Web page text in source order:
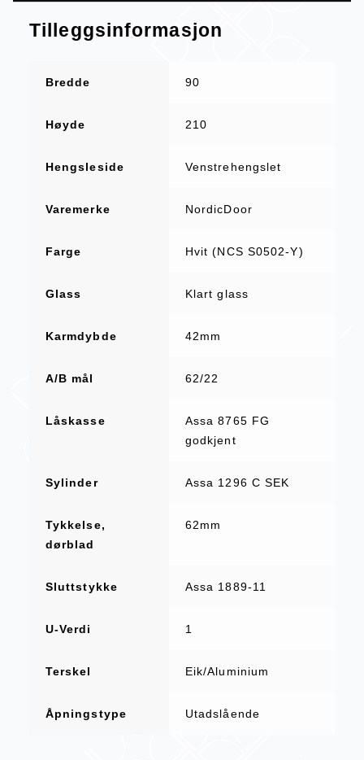
Tilleggsinformasjon
Bredde 90
Høyde 210
Hengsleside Venstrehengslet
Varemerke NordicDoor
Farge Hvit (NCS S0502-Y)
Glass Klart glass
Karmdybde 42mm
A/B mål 62/22
Låskasse
Assa 8765 FG
godkjent
Sylinder Assa 1296 C SEK
Tykkelse,
dørblad
62mm
Sluttstykke Assa 1889-11
U-Verdi 1
Terskel Eik/Aluminium
Åpningstype Utadslående